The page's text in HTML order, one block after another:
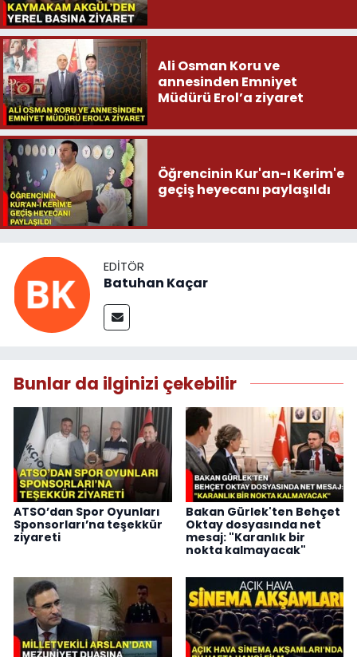
Ali Osman Koru ve
annesinden Emniyet
Müdürü Erol’a ziyaret
Öğrencinin Kur'an-ı Kerim'e
geçiş heyecanı paylaşıldı
EDITÖR
Batuhan Kaçar
Bunlar da ilginizi çekebilir
ATSO’dan Spor Oyunları
Sponsorları’na teşekkür
ziyareti
Bakan Gürlek'ten Behçet
Oktay dosyasında net
mesaj: "Karanlık bir
nokta kalmayacak"